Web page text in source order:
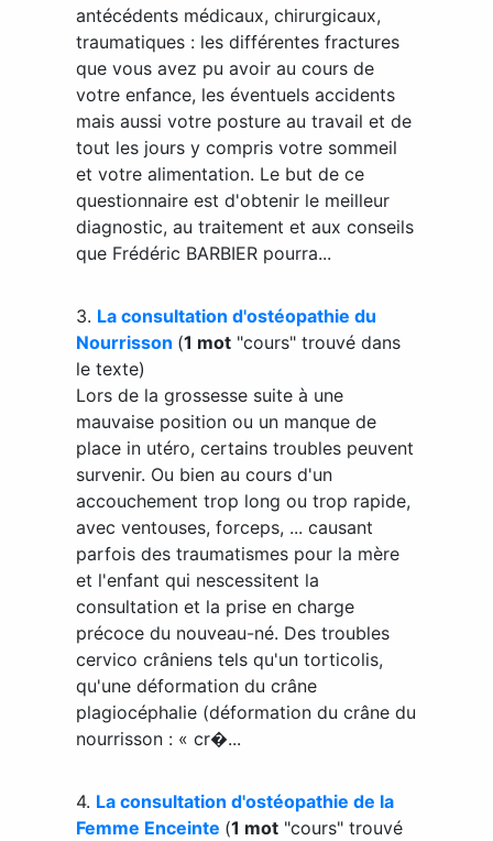
antécédents médicaux, chirurgicaux,
traumatiques : les différentes fractures
que vous avez pu avoir au cours de
votre enfance, les éventuels accidents
mais aussi votre posture au travail et de
tout les jours y compris votre sommeil
et votre alimentation. Le but de ce
questionnaire est d'obtenir le meilleur
diagnostic, au traitement et aux conseils
que Frédéric BARBIER pourra...
3. La consultation d'ostéopathie du
Nourrisson (1 mot "cours" trouvé dans
le texte)
Lors de la grossesse suite à une
mauvaise position ou un manque de
place in utéro, certains troubles peuvent
survenir. Ou bien au cours d'un
accouchement trop long ou trop rapide,
avec ventouses, forceps, ... causant
parfois des traumatismes pour la mère
et l'enfant qui nescessitent la
consultation et la prise en charge
précoce du nouveau-né. Des troubles
cervico crâniens tels qu'un torticolis,
qu'une déformation du crâne
plagiocéphalie (déformation du crâne du
nourrisson : « cr�...
4. La consultation d'ostéopathie de la
Femme Enceinte (1 mot "cours" trouvé